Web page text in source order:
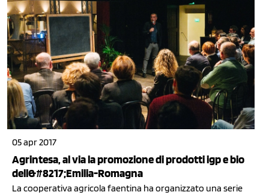
05 apr 2017
Agrintesa, al via la promozione di prodotti igp e bio
dell&#8217;Emilia-Romagna
La cooperativa agricola faentina ha organizzato una serie